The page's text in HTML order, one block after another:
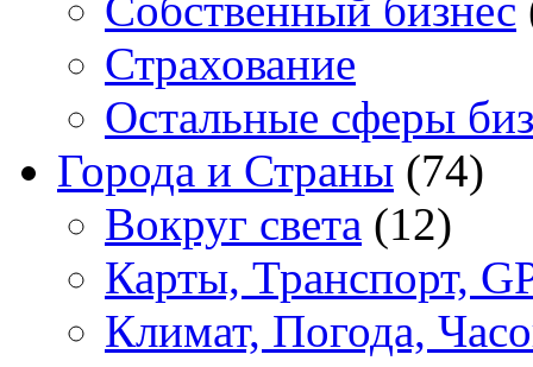
Собственный бизнес
Страхование
Остальные сферы
Города и Страны (74)
Вокруг света (12)
Карты, Транспорт,
Климат, Погода,